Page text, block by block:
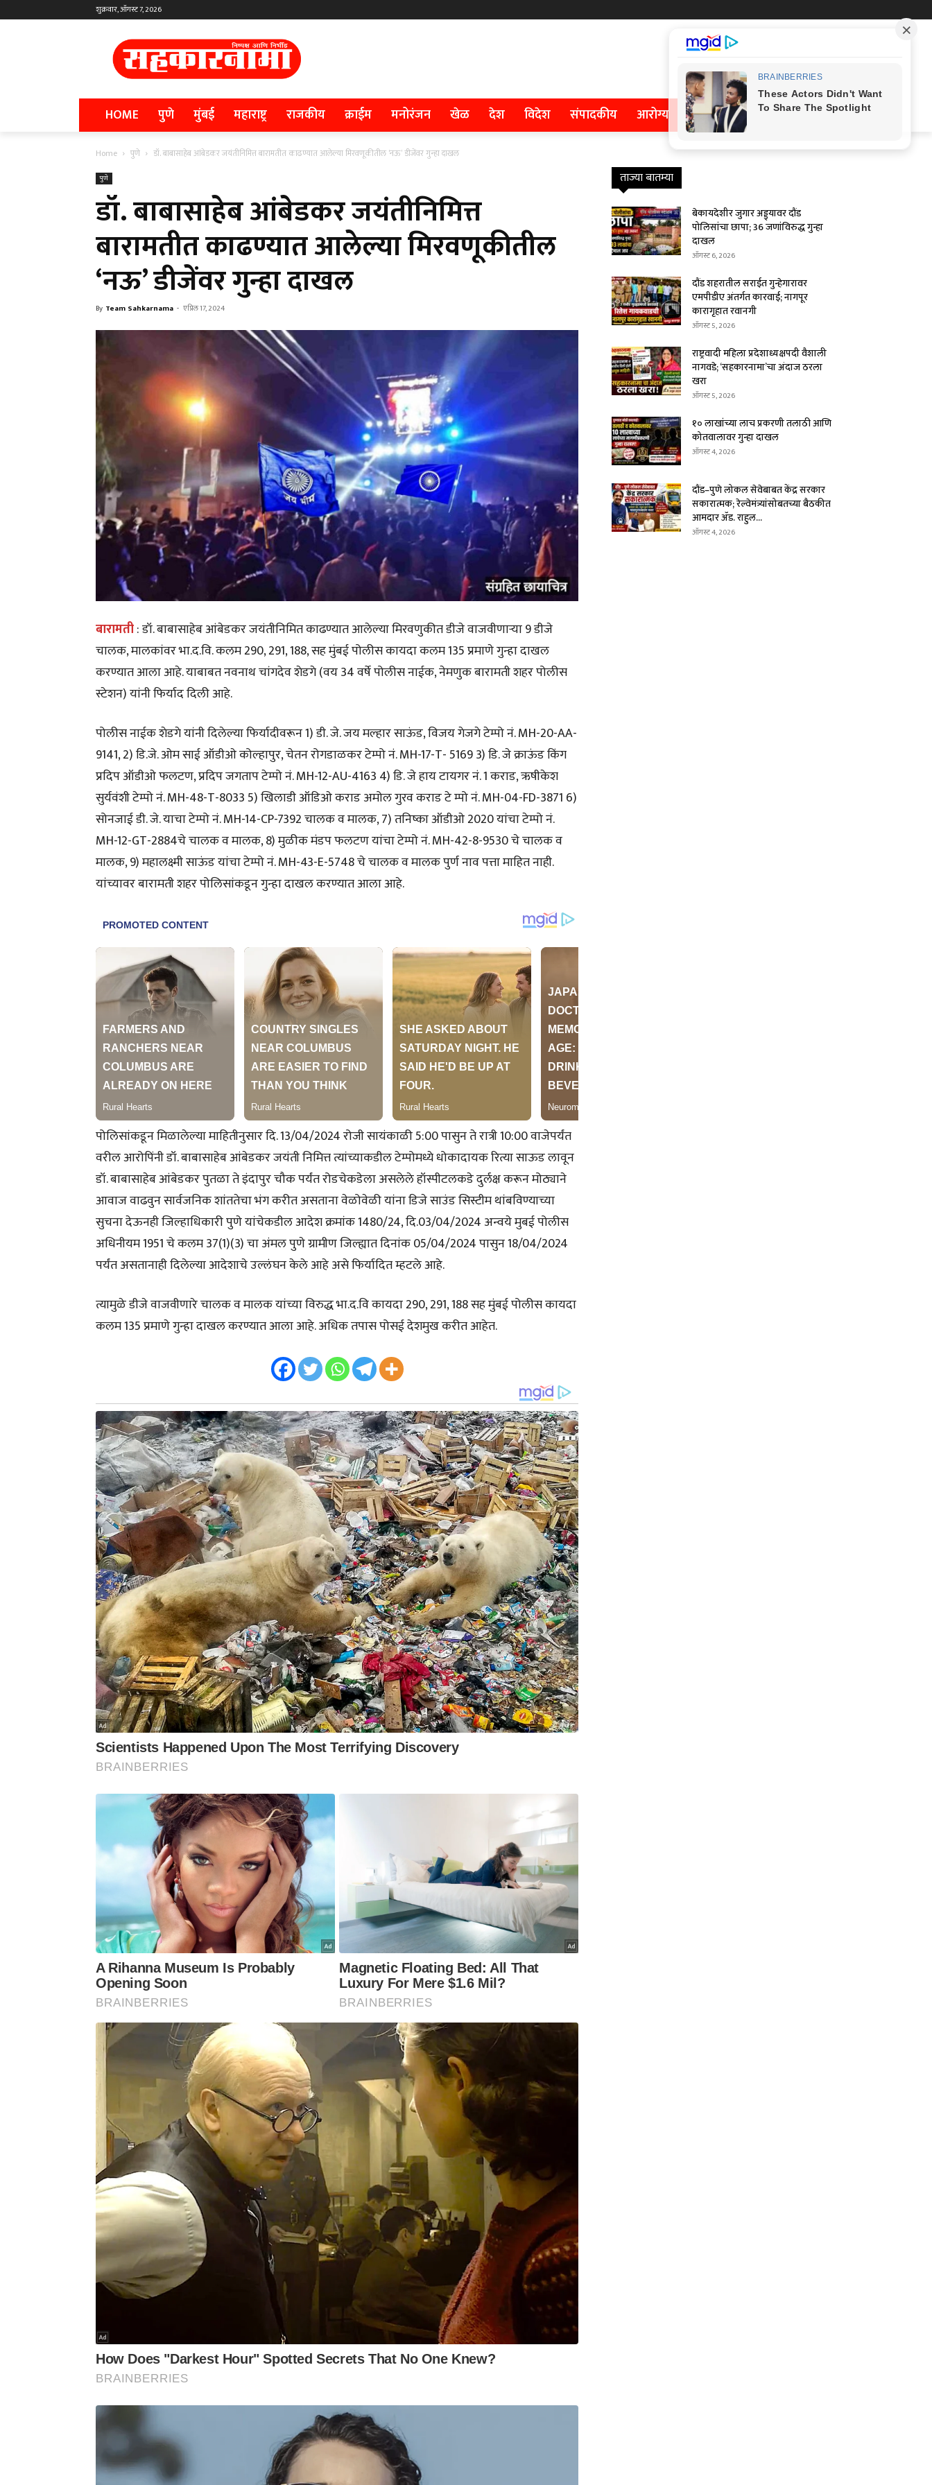
शुक्रवार, ऑगस्ट 7, 2026
HOME पुणे मुंबई महाराष्ट्र राजकीय क्राईम मनोरंजन खेळ देश विदेश संपादकीय आरोग्य
Home पुणे डॉ. बाबासाहेब आंबेडकर जयंतीनिमित्त बारामतीत काढण्यात आलेल्या मिरवणूकीतील ‘नऊ’ डीजेंवर गुन्हा दाखल
पुणे
डॉ. बाबासाहेब आंबेडकर जयंतीनिमित्त
बारामतीत काढण्यात आलेल्या मिरवणूकीतील
‘नऊ’ डीजेंवर गुन्हा दाखल
By Team Sahkarnama - एप्रिल 17, 2024
बारामती: डॉ. बाबासाहेब आंबेडकर जयंतीनिमित काढण्यात आलेल्या मिरवणुकीत डीजे वाजवीणाऱ्या 9 डीजे
चालक, मालकांवर भा.द.वि. कलम 290, 291, 188, सह मुंबई पोलीस कायदा कलम 135 प्रमाणे गुन्हा दाखल
करण्यात आला आहे. याबाबत नवनाथ चांगदेव शेडगे (वय 34 वर्षे पोलीस नाईक, नेमणुक बारामती शहर पोलीस
स्टेशन) यांनी फिर्याद दिली आहे.
पोलीस नाईक शेडगे यांनी दिलेल्या फिर्यादीवरून 1) डी. जे. जय मल्हार साऊंड, विजय गेजगे टेम्पो नं. MH-20-AA-
9141, 2) डि.जे. ओम साई ऑडीओ कोल्हापुर, चेतन रोगडाळकर टेम्पो नं. MH-17-T- 5169 3) डि. जे क्राऊंड किंग
प्रदिप ऑडीओ फलटण, प्रदिप जगताप टेम्पो नं. MH-12-AU-4163 4) डि. जे हाय टायगर नं. 1 कराड, ऋषीकेश
सुर्यवंशी टेम्पो नं. MH-48-T-8033 5) खिलाडी ऑडिओ कराड अमोल गुरव कराड टे म्पो नं. MH-04-FD-3871 6)
सोनजाई डी. जे. याचा टेम्पो नं. MH-14-CP-7392 चालक व मालक, 7) तनिष्का ऑडीओ 2020 यांचा टेम्पो नं.
MH-12-GT-2884चे चालक व मालक, 8) मुळीक मंडप फलटण यांचा टेम्पो नं. MH-42-8-9530 चे चालक व
मालक, 9) महालक्ष्मी साऊंड यांचा टेम्पो नं. MH-43-E-5748 चे चालक व मालक पुर्ण नाव पत्ता माहित नाही.
यांच्यावर बारामती शहर पोलिसांकडून गुन्हा दाखल करण्यात आला आहे.
पोलिसांकडून मिळालेल्या माहितीनुसार दि. 13/04/2024 रोजी सायंकाळी 5:00 पासुन ते रात्री 10:00 वाजेपर्यंत
वरील आरोपिंनी डॉ. बाबासाहेब आंबेडकर जयंती निमित्त त्यांच्याकडील टेम्पोमध्ये धोकादायक रित्या साऊड लावून
डॉ. बाबासाहेब आंबेडकर पुतळा ते इंदापुर चौक पर्यंत रोडचेकडेला असलेले हॉस्पीटलकडे दुर्लक्ष करून मोठ्याने
आवाज वाढवुन सार्वजनिक शांततेचा भंग करीत असताना वेळोवेळी यांना डिजे साउंड सिस्टीम थांबविण्याच्या
सुचना देऊनही जिल्हाधिकारी पुणे यांचेकडील आदेश क्रमांक 1480/24, दि.03/04/2024 अन्वये मुबई पोलीस
अधिनीयम 1951 चे कलम 37(1)(3) चा अंमल पुणे ग्रामीण जिल्ह्यात दिनांक 05/04/2024 पासुन 18/04/2024
पर्यंत असतानाही दिलेल्या आदेशाचे उल्लंघन केले आहे असे फिर्यादित म्हटले आहे.
त्यामुळे डीजे वाजवीणारे चालक व मालक यांच्या विरुद्ध भा.द.वि कायदा 290, 291, 188 सह मुंबई पोलीस कायदा
कलम 135 प्रमाणे गुन्हा दाखल करण्यात आला आहे. अधिक तपास पोसई देशमुख करीत आहेत.
ताज्या बातम्या
बेकायदेशीर जुगार अड्ड्यावर दौंड
पोलिसांचा छापा; 36 जणांविरुद्ध गुन्हा
दाखल
ऑगस्ट 6, 2026
दौंड शहरातील सराईत गुन्हेगारावर
एमपीडीए अंतर्गत कारवाई; नागपूर
कारागृहात रवानगी
ऑगस्ट 5, 2026
राष्ट्रवादी महिला प्रदेशाध्यक्षपदी वैशाली
नागवडे; ‘सहकारनामा’चा अंदाज ठरला
खरा
ऑगस्ट 5, 2026
१० लाखांच्या लाच प्रकरणी तलाठी आणि
कोतवालावर गुन्हा दाखल
ऑगस्ट 4, 2026
दौंड–पुणे लोकल सेवेबाबत केंद्र सरकार
सकारात्मक; रेल्वेमंत्र्यांसोबतच्या बैठकीत
आमदार ॲड. राहुल...
ऑगस्ट 4, 2026